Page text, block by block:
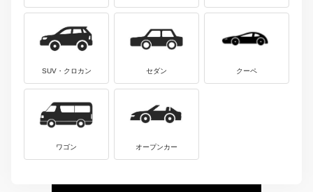
SUV・クロカン セダン クーペ
ワゴン オープンカー